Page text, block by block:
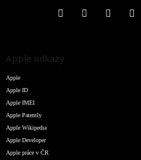
Apple odkazy
Apple
Apple ID
Apple IMEI
Apple Patently
Apple Wikipedia
Apple Developer
Apple práce v ČR